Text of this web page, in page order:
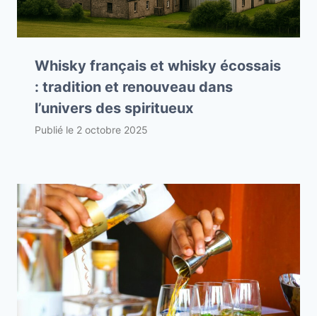
Whisky français et whisky écossais
: tradition et renouveau dans
l’univers des spiritueux
Publié le 2 octobre 2025